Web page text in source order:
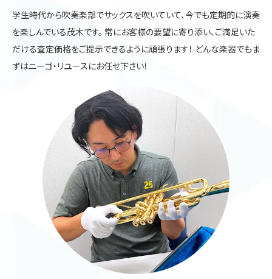
学生時代から吹奏楽部でサックスを吹いていて、今でも定期的に演奏
を楽しんでいる茂木です。 常にお客様の要望に寄り添い、ご満足いた
だける査定価格をご提示できるように頑張ります！ どんな楽器でもま
ずはニーゴ・リユースにお任せ下さい！